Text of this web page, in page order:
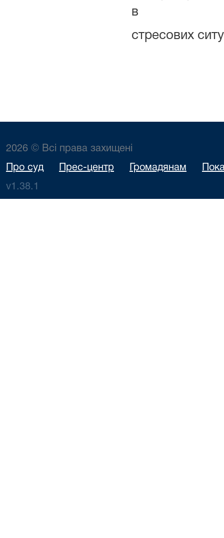
в
стресових
2026 © Всі права захищені
Про суд Прес-центр Громадянам
v1.38.1